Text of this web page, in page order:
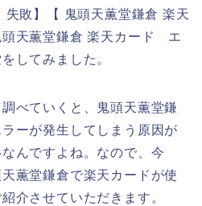
敗】【 鬼頭天薫堂鎌倉 楽天
天薫堂鎌倉 楽天カード エ
してみました。
べていくと、鬼頭天薫堂鎌
ーが発生してしまう原因が
んですよね。なので、今
薫堂鎌倉で楽天カードが使
介させていただきます。